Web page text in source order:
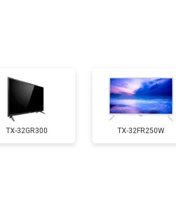
от 60 мин от 2600 ₽
от 100 мин от 3500 ₽
TX-32GR300 TX-32FR250W